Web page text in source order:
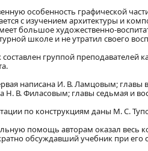
особенность графической
с изучением архитектуры и
большое художественно-
школе и не утратил своего
группой преподавателей
написана И. В. Ламцовым; главы
Н. В. Филасовым; главы седьмая и
по конструкциям даны М. С.
помощь авторам оказал весь
обсуждавший учебник при его